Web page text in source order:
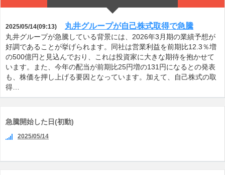
2025/05/14(09:13) 丸井グループが自己株式取得で急騰
丸井グループが急騰している背景には、2026年3月期の業績予想が
好調であることが挙げられます。同社は営業利益を前期比12.3％増
の500億円と見込んでおり、これは投資家に大きな期待を抱かせて
います。また、今年の配当が前期比25円増の131円になるとの発表
も、株価を押し上げる要因となっています。加えて、自己株式の取
得…
急騰開始した日(初動)
2025/05/14